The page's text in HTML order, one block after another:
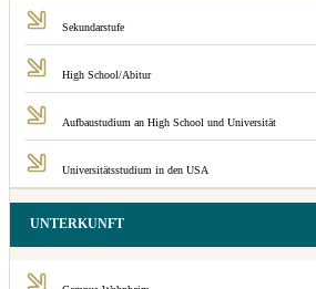
Sekundarstufe
High School/Abitur
Aufbaustudium an High School und Universität
Universitätsstudium in den USA
UNTERKUNFT